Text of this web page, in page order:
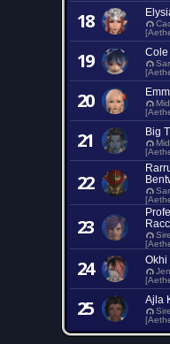
18
19 Cole
20
21 Big
22
23
24 Okhi
25 Ajla